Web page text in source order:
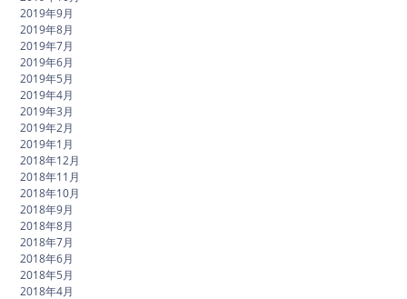
2019年9月
2019年8月
2019年7月
2019年6月
2019年5月
2019年4月
2019年3月
2019年2月
2019年1月
2018年12月
2018年11月
2018年10月
2018年9月
2018年8月
2018年7月
2018年6月
2018年5月
2018年4月